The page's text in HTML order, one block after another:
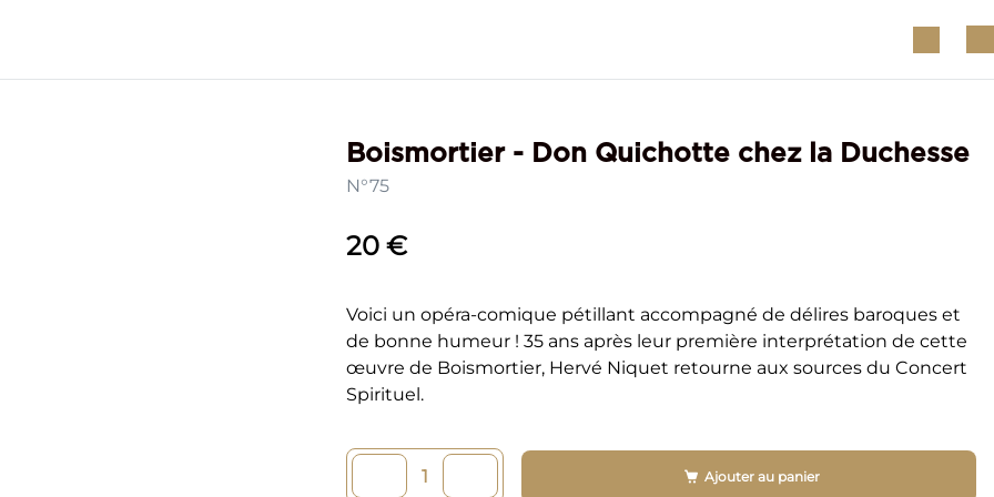
Boismortier - Don Quichotte chez la Duchesse
N°75
20 €
Voici un opéra-comique pétillant accompagné de délires baroques et
de bonne humeur ! 35 ans après leur première interprétation de cette
œuvre de Boismortier, Hervé Niquet retourne aux sources du Concert
Spirituel.
Ajouter au panier